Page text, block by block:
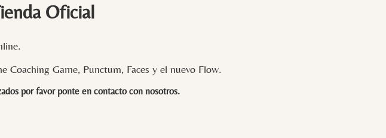
Oficial
Coaching Game, Punctum, Faces y el nuevo Flow.
por favor ponte en contacto con nosotros.